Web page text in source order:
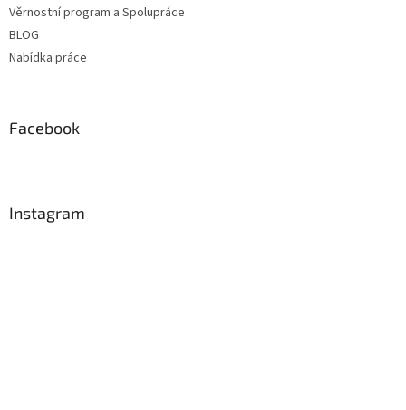
Věrnostní program a Spolupráce
BLOG
Nabídka práce
Facebook
Instagram